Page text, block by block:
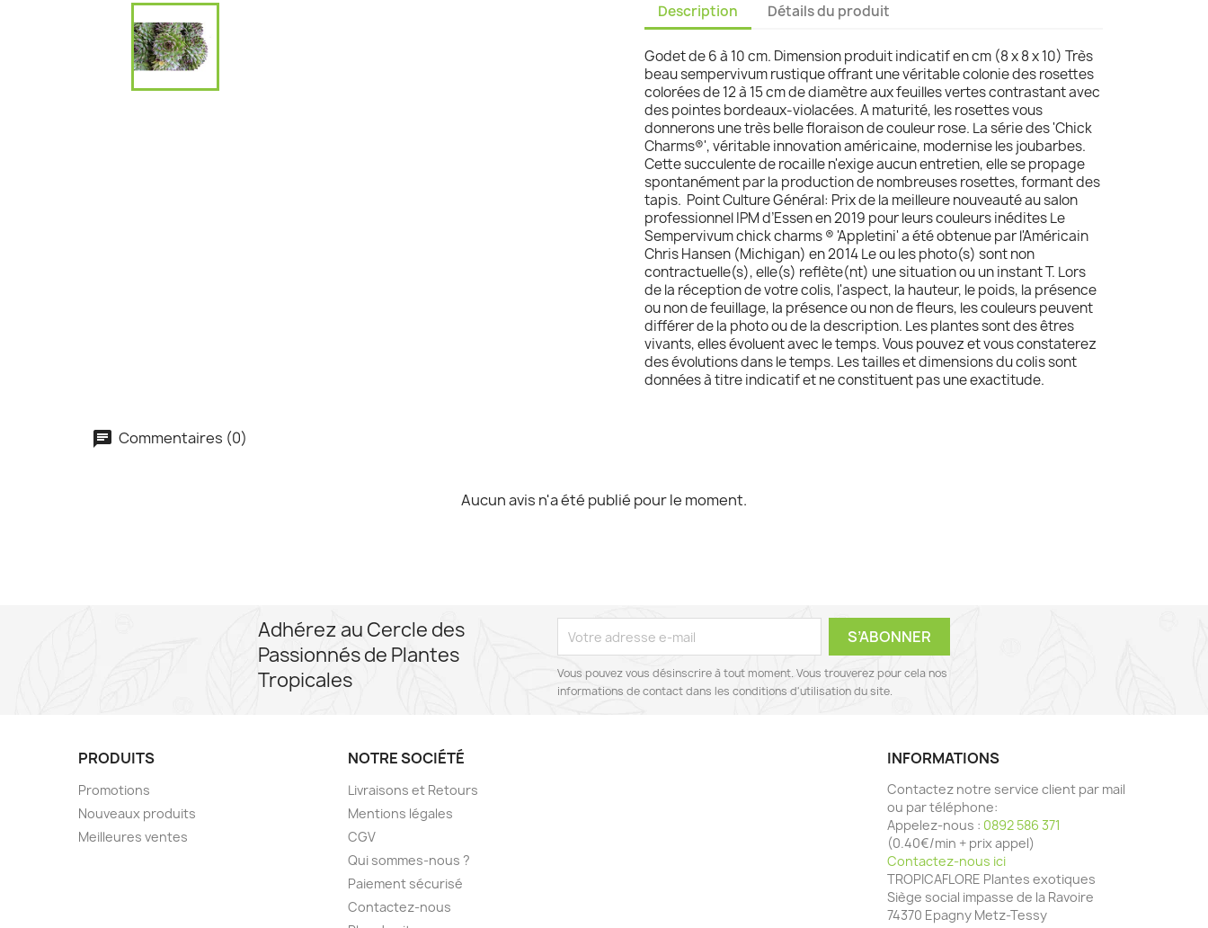
Description Détails du produit
Godet de 6 à 10 cm. Dimension produit indicatif en cm (8 x 8 x 10) Très
beau sempervivum rustique offrant une véritable colonie des rosettes
colorées de 12 à 15 cm de diamètre aux feuilles vertes contrastant avec
des pointes bordeaux-violacées. A maturité, les rosettes vous
donnerons une très belle floraison de couleur rose. La série des 'Chick
Charms®', véritable innovation américaine, modernise les joubarbes.
Cette succulente de rocaille n'exige aucun entretien, elle se propage
spontanément par la production de nombreuses rosettes, formant des
tapis. Point Culture Général: Prix de la meilleure nouveauté au salon
professionnel IPM d’Essen en 2019 pour leurs couleurs inédites Le
Sempervivum chick charms ® 'Appletini' a été obtenue par l'Américain
Chris Hansen (Michigan) en 2014 Le ou les photo(s) sont non
contractuelle(s), elle(s) reflète(nt) une situation ou un instant T. Lors
de la réception de votre colis, l'aspect, la hauteur, le poids, la présence
ou non de feuillage, la présence ou non de fleurs, les couleurs peuvent
différer de la photo ou de la description. Les plantes sont des êtres
vivants, elles évoluent avec le temps. Vous pouvez et vous constaterez
des évolutions dans le temps. Les tailles et dimensions du colis sont
données à titre indicatif et ne constituent pas une exactitude.
Commentaires (0)
Aucun avis n'a été publié pour le moment.
Adhérez au Cercle des
Passionnés de Plantes
Tropicales
Vous pouvez vous désinscrire à tout moment. Vous trouverez pour cela nos
informations de contact dans les conditions d'utilisation du site.
PRODUITS
Promotions
Nouveaux produits
Meilleures ventes
NOTRE SOCIÉTÉ
Livraisons et Retours
Mentions légales
CGV
Qui sommes-nous ?
Paiement sécurisé
Contactez-nous
INFORMATIONS
Contactez notre service client par mail
ou par téléphone:
Appelez-nous : 0892 586 371
(0.40€/min + prix appel)
Contactez-nous ici
TROPICAFLORE Plantes exotiques
Siège social impasse de la Ravoire
74370 Epagny Metz-Tessy